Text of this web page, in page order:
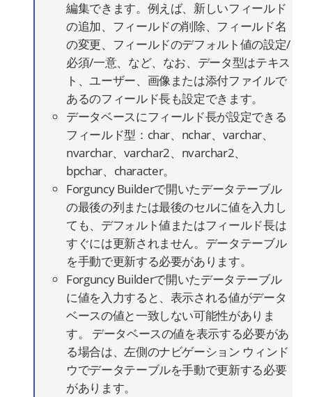
編集できます。例えば、新しいフィールド
の追加、フィールドの削除、フィールド名
の変更、フィールドのデフォルト値の設定/
必須/一意、など、なお、データ型はテキス
ト、ユーザー、画像または添付ファイルで
あるのフィールド長も設定できます。
データベースにフィールド長が設定できる
フィールド型：char、nchar、varchar、
nvarchar、varchar2、nvarchar2、
bpchar、character。
Forguncy Builderで開いたデータテーブル
の最後の列または最後のセルに値を入力し
ても、デフォルト値またはフィールド長は
すぐには更新されません。データテーブル
を手動で更新する必要があります。
Forguncy Builderで開いたデータテーブル
に値を入力すると、表示される値がデータ
ベースの値と一致しない可能性がありま
す。 データベースの値を表示する必要があ
る場合は、左側のナビゲーション ウィンド
ウでデータテーブルを手動で更新する必要
があります。